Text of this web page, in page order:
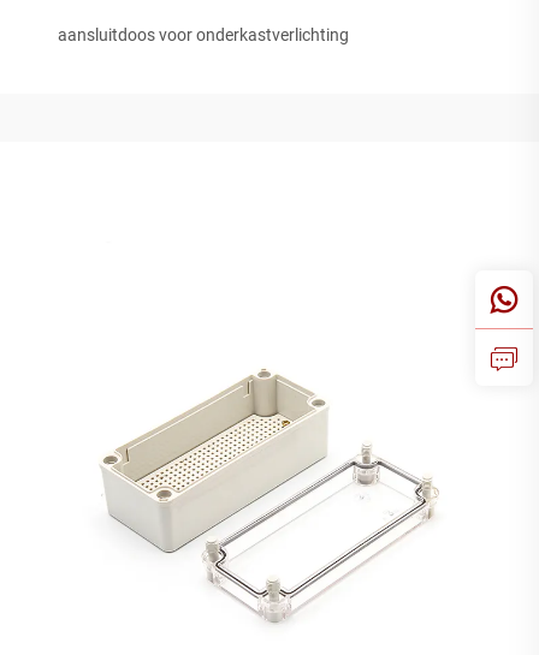
aansluitdoos voor onderkastverlichting